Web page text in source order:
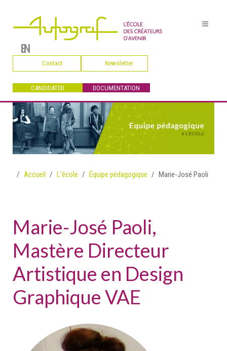
EN
Contact Newsletter
CANDIDATER DOCUMENTATION
Accueil L'école Équipe pédagogique Marie-José Paoli
Marie-José Paoli,
Mastère Directeur
Artistique en Design
Graphique VAE